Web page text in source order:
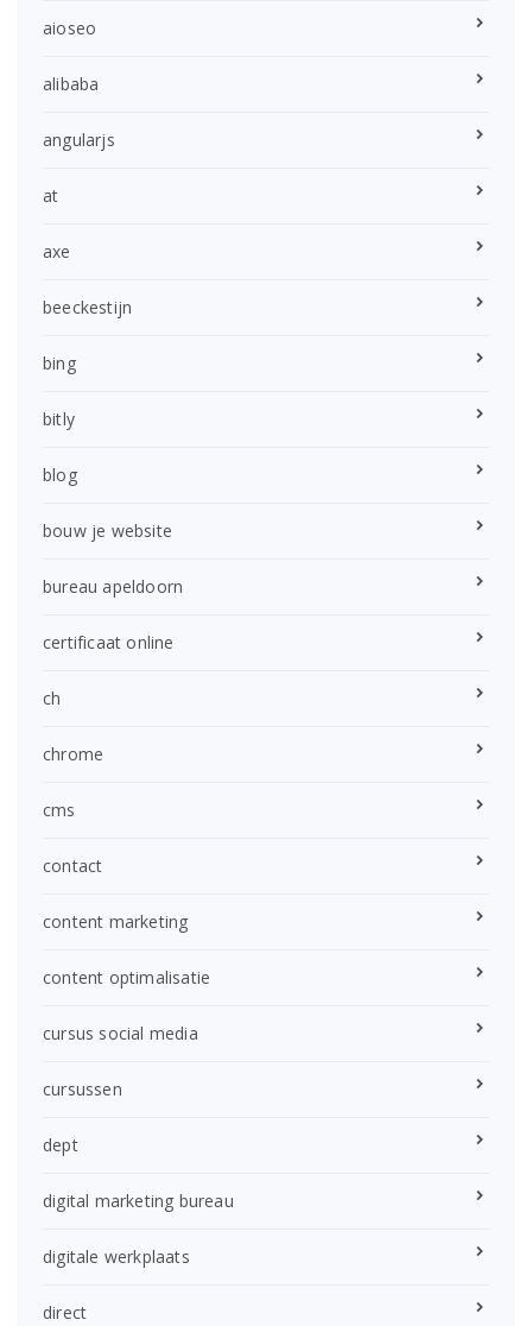
aioseo
alibaba
angularjs
at
axe
beeckestijn
bing
bitly
blog
bouw je website
bureau apeldoorn
certificaat online
ch
chrome
cms
contact
content marketing
content optimalisatie
cursus social media
cursussen
dept
digital marketing bureau
digitale werkplaats
direct